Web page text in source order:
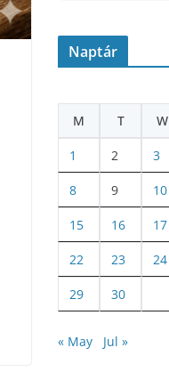
Naptár
M
T W
1 2 3
8 9 10
15 16 17
22 23 24
29 30
« May Jul »